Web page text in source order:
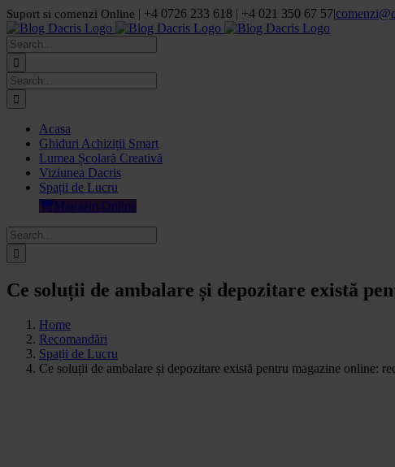
Skip
to
content
Suport si comenzi Online | +4 0726 233 618 | +4 021 350 67 57|
Facebook
LinkedIn
YouTube
Pinterest
Search
for:
Search
for:
Acasa
Ghiduri Achiziții Smart
Lumea Școlară Creativă
Viziunea Dacris
Spații de Lucru
Magazin Online
Search
for:
Ce soluții de ambalare și depozitare există
Home
Recomandări
Spații de Lucru
Ce soluții de ambalare și depozitare există pentru magazine online: